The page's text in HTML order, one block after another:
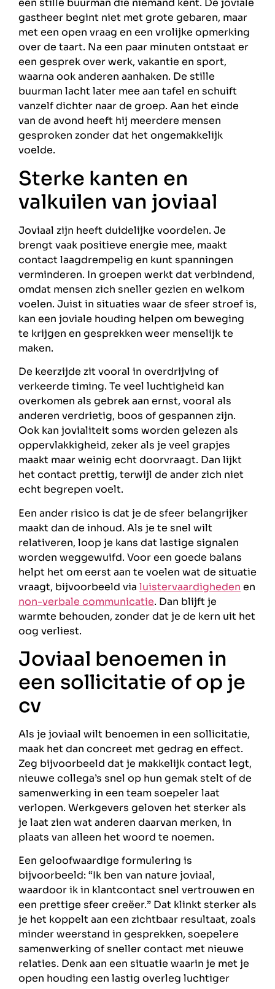
een stille buurman die niemand kent. De joviale
gastheer begint niet met grote gebaren, maar
met een open vraag en een vrolijke opmerking
over de taart. Na een paar minuten ontstaat er
een gesprek over werk, vakantie en sport,
waarna ook anderen aanhaken. De stille
buurman lacht later mee aan tafel en schuift
vanzelf dichter naar de groep. Aan het einde
van de avond heeft hij meerdere mensen
gesproken zonder dat het ongemakkelijk
voelde.
Sterke kanten en
valkuilen van joviaal
Joviaal zijn heeft duidelijke voordelen. Je
brengt vaak positieve energie mee, maakt
contact laagdrempelig en kunt spanningen
verminderen. In groepen werkt dat verbindend,
omdat mensen zich sneller gezien en welkom
voelen. Juist in situaties waar de sfeer stroef is,
kan een joviale houding helpen om beweging
te krijgen en gesprekken weer menselijk te
maken.
De keerzijde zit vooral in overdrijving of
verkeerde timing. Te veel luchtigheid kan
overkomen als gebrek aan ernst, vooral als
anderen verdrietig, boos of gespannen zijn.
Ook kan jovialiteit soms worden gelezen als
oppervlakkigheid, zeker als je veel grapjes
maakt maar weinig echt doorvraagt. Dan lijkt
het contact prettig, terwijl de ander zich niet
echt begrepen voelt.
Een ander risico is dat je de sfeer belangrijker
maakt dan de inhoud. Als je te snel wilt
relativeren, loop je kans dat lastige signalen
worden weggewuifd. Voor een goede balans
helpt het om eerst aan te voelen wat de situatie
vraagt, bijvoorbeeld via luistervaardigheden en
non-verbale communicatie. Dan blijft je
warmte behouden, zonder dat je de kern uit het
oog verliest.
Joviaal benoemen in
een sollicitatie of op je
cv
Als je joviaal wilt benoemen in een sollicitatie,
maak het dan concreet met gedrag en effect.
Zeg bijvoorbeeld dat je makkelijk contact legt,
nieuwe collega’s snel op hun gemak stelt of de
samenwerking in een team soepeler laat
verlopen. Werkgevers geloven het sterker als
je laat zien wat anderen daarvan merken, in
plaats van alleen het woord te noemen.
Een geloofwaardige formulering is
bijvoorbeeld: “Ik ben van nature joviaal,
waardoor ik in klantcontact snel vertrouwen en
een prettige sfeer creëer.” Dat klinkt sterker als
je het koppelt aan een zichtbaar resultaat, zoals
minder weerstand in gesprekken, soepelere
samenwerking of sneller contact met nieuwe
relaties. Denk aan een situatie waarin je met je
open houding een lastig overleg luchtiger